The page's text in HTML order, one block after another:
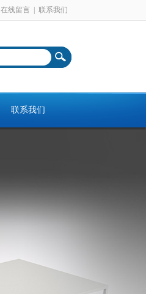
在线留言 联系我们
联系我们